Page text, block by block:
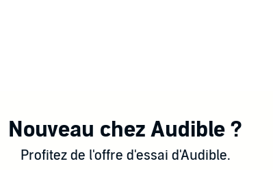
Nouveau chez Audible ?
Profitez de l'offre d'essai d'Audible.